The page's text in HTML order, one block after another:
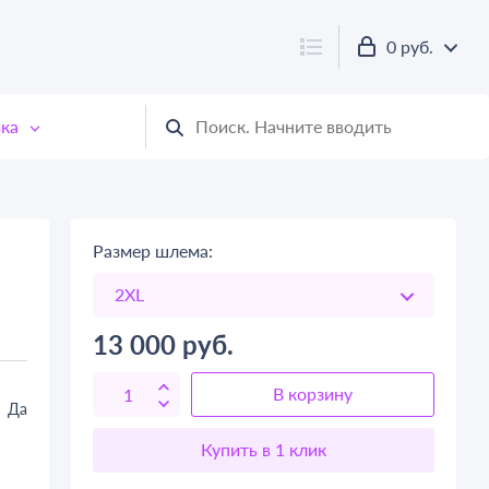
0 руб.
Да
Размер шлема:
13 000 руб.
В корзину